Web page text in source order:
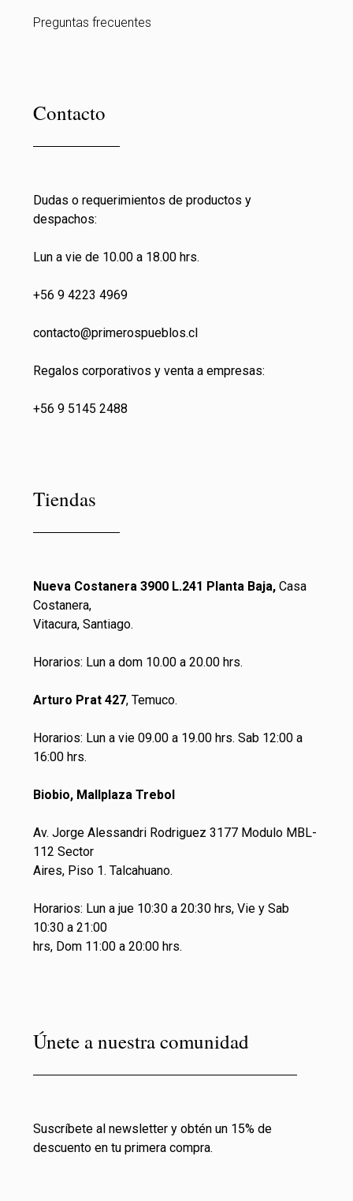
Preguntas frecuentes
Contacto
Dudas o requerimientos de productos y
despachos:
Lun a vie de 10.00 a 18.00 hrs.
+56 9 4223 4969
contacto@primerospueblos.cl
Regalos corporativos y venta a empresas:
+56 9 5145 2488
Tiendas
Nueva Costanera 3900 L.241 Planta Baja, Casa
Costanera,
Vitacura, Santiago.
Horarios: Lun a dom 10.00 a 20.00 hrs.
Arturo Prat 427, Temuco.
Horarios: Lun a vie 09.00 a 19.00 hrs. Sab 12:00 a
16:00 hrs.
Biobio, Mallplaza Trebol
Av. Jorge Alessandri Rodriguez 3177 Modulo MBL-
112 Sector
Aires, Piso 1. Talcahuano.
Horarios: Lun a jue 10:30 a 20:30 hrs, Vie y Sab
10:30 a 21:00
hrs, Dom 11:00 a 20:00 hrs.
Únete a nuestra comunidad
Suscríbete al newsletter y obtén un 15% de
descuento en tu primera compra.